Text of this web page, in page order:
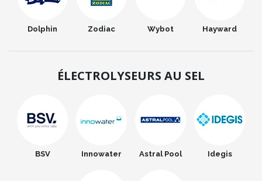
Dolphin Zodiac Wybot Hayward
ÉLECTROLYSEURS AU SEL
BSV Innowater Astral Pool Idegis